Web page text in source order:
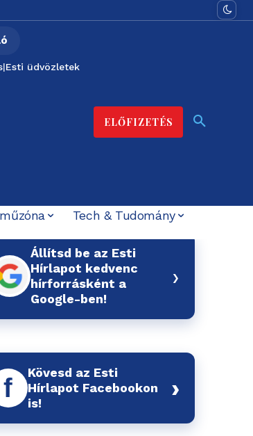
|Esti üdvözletek
ELŐFIZETÉS
Tech & Tudomány
Állítsd be az Esti
Hírlapot kedvenc
hírforrásként a
Google-ben!
›
f
Kövesd az Esti
Hírlapot Facebookon
is!
›